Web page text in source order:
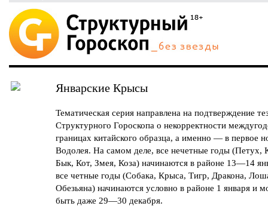
Январские Крысы
Тематическая серия направлена на подтверждение
Структурного Гороскопа о некорректности
границах китайского образца, а именно — в первое
Водолея. На самом деле, все нечетные годы (Петух,
Бык, Кот, Змея, Коза) начинаются в районе 13—14
все четные годы (Собака, Крыса, Тигр, Дракона,
Обезьяна) начинаются условно в районе 1 января и
быть даже 29—30 декабря.